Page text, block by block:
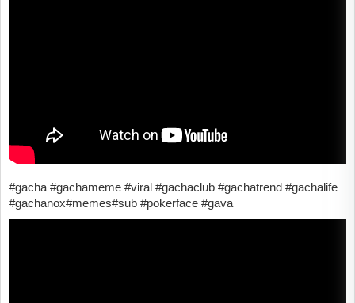
#gacha #gachameme #viral #gachaclub #gachatrend #gachalife
#gachanox#memes#sub #pokerface #gava